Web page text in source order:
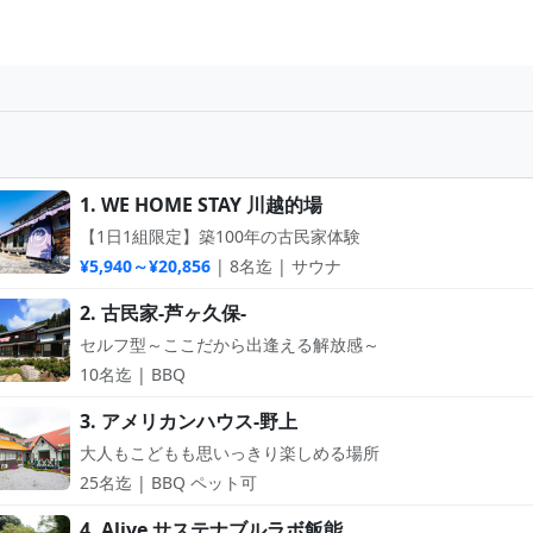
1. WE HOME STAY 川越的場
【1日1組限定】築100年の古民家体験
¥5,940～¥20,856| 8名迄 | サウナ
2. 古民家-芦ヶ久保-
セルフ型～ここだから出逢える解放感～
10名迄 | BBQ
3. アメリカンハウス-野上
大人もこどもも思いっきり楽しめる場所
25名迄 | BBQ ペット可